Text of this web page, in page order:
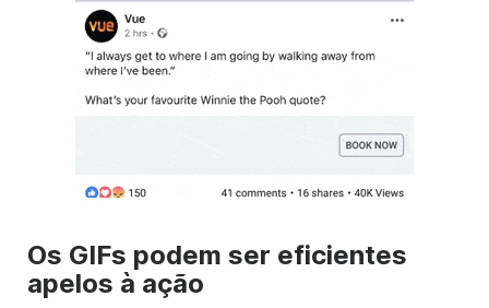
Os GIFs podem ser eficientes
apelos à ação